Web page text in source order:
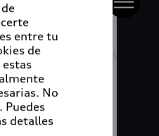
entre tu
de
No
Puedes
detalles